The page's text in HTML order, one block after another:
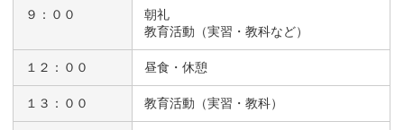
９：００
朝礼
教育活動（実習・教科など）
１２：００ 昼食・休憩
１３：００ 教育活動（実習・教科）